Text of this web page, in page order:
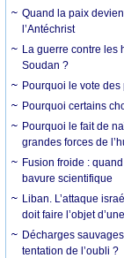
Quand la paix
l’Antéchrist
La guerre contre les
Soudan ?
Pourquoi le vote
Pourquoi certains
Pourquoi le fait de
grandes forces de
Fusion froide :
bavure scientifique
Liban. L’attaque
doit faire l’objet
Décharges
tentation de l’oubli ?